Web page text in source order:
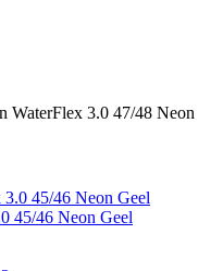
WaterFlex 3.0 47/48 Neon
45/46 Neon Geel